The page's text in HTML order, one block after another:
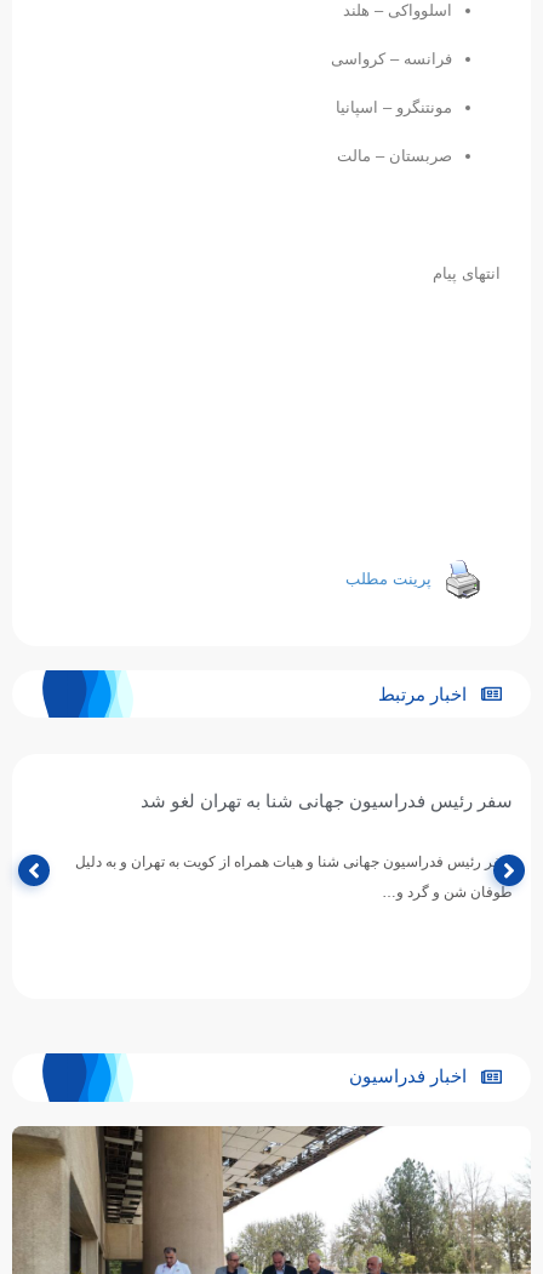
اسلوواکی – هلند
فرانسه – کرواسی
مونتنگرو – اسپانیا
صربستان – مالت
انتهای پیام
پرینت مطلب
اخبار مرتبط
سفر رئیس فدراسیون جهانی شنا به تهران لغو شد
سفر رئیس فدراسیون جهانی شنا و هیات همراه از کویت به تهران و به دلیل
طوفان شن و گرد و…
اخبار فدراسیون